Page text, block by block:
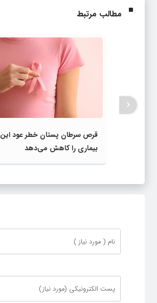
مطالب مرتبط
قرص سرطان پستان خطر عود این
بیماری را کاهش می‌دهد
‹